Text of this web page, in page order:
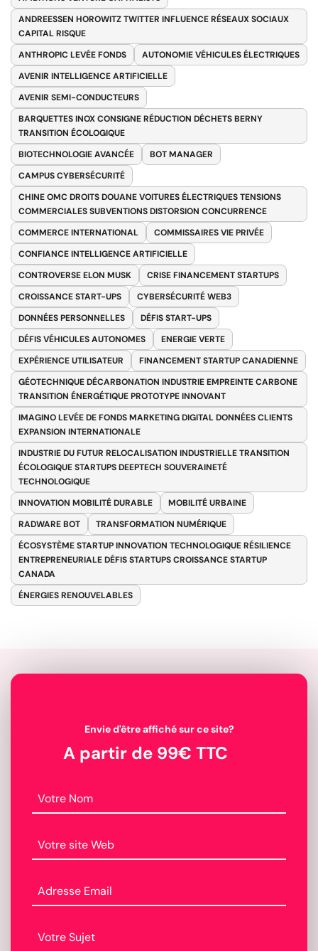
ANDREESSEN HOROWITZ TWITTER INFLUENCE RÉSEAUX SOCIAUX
CAPITAL RISQUE
ANTHROPIC LEVÉE FONDS
AUTONOMIE VÉHICULES ÉLECTRIQUES
AVENIR INTELLIGENCE ARTIFICIELLE
AVENIR SEMI-CONDUCTEURS
BARQUETTES INOX CONSIGNE RÉDUCTION DÉCHETS BERNY
TRANSITION ÉCOLOGIQUE
BIOTECHNOLOGIE AVANCÉE
BOT MANAGER
CAMPUS CYBERSÉCURITÉ
CHINE OMC DROITS DOUANE VOITURES ÉLECTRIQUES TENSIONS
COMMERCIALES SUBVENTIONS DISTORSION CONCURRENCE
COMMERCE INTERNATIONAL
COMMISSAIRES VIE PRIVÉE
CONFIANCE INTELLIGENCE ARTIFICIELLE
CONTROVERSE ELON MUSK
CRISE FINANCEMENT STARTUPS
CROISSANCE START-UPS
CYBERSÉCURITÉ WEB3
DONNÉES PERSONNELLES
DÉFIS START-UPS
DÉFIS VÉHICULES AUTONOMES
ENERGIE VERTE
EXPÉRIENCE UTILISATEUR
FINANCEMENT STARTUP CANADIENNE
GÉOTECHNIQUE DÉCARBONATION INDUSTRIE EMPREINTE CARBONE
TRANSITION ÉNERGÉTIQUE PROTOTYPE INNOVANT
IMAGINO LEVÉE DE FONDS MARKETING DIGITAL DONNÉES CLIENTS
EXPANSION INTERNATIONALE
INDUSTRIE DU FUTUR RELOCALISATION INDUSTRIELLE TRANSITION
ÉCOLOGIQUE STARTUPS DEEPTECH SOUVERAINETÉ
TECHNOLOGIQUE
INNOVATION MOBILITÉ DURABLE
MOBILITÉ URBAINE
RADWARE BOT
TRANSFORMATION NUMÉRIQUE
ÉCOSYSTÈME STARTUP INNOVATION TECHNOLOGIQUE RÉSILIENCE
ENTREPRENEURIALE DÉFIS STARTUPS CROISSANCE STARTUP
CANADA
ÉNERGIES RENOUVELABLES
Envie d'être affiché sur ce site?
A partir de 99€ TTC